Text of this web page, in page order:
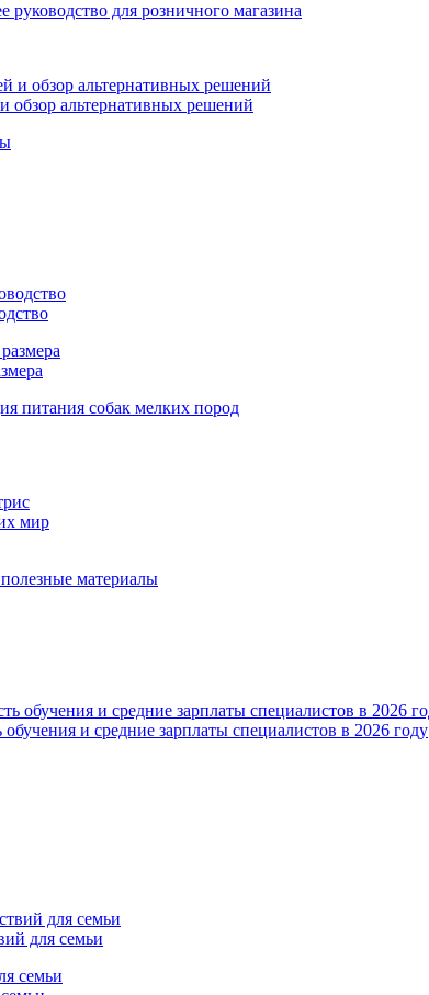
для розничного магазина
обзор альтернативных решений
мир
материалы
и средние зарплаты специалистов в 2026 году
для семьи